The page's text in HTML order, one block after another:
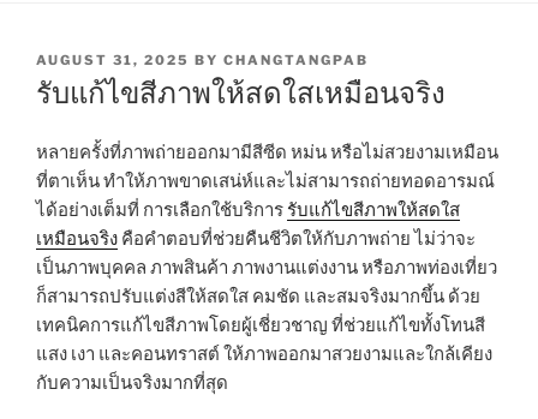
POSTED
ON
AUGUST 31, 2025 BY CHANGTANGPAB
รับแก้ไขสีภาพให้สดใสเหมือนจริง
หลายครั้งที่ภาพถ่ายออกมามีสีซีด หม่น หรือไม่สวยงามเหมือน
ที่ตาเห็น ทำให้ภาพขาดเสน่ห์และไม่สามารถถ่ายทอดอารมณ์
ได้อย่างเต็มที่ การเลือกใช้บริการ รับแก้ไขสีภาพให้สดใส
เหมือนจริง คือคำตอบที่ช่วยคืนชีวิตให้กับภาพถ่าย ไม่ว่าจะ
เป็นภาพบุคคล ภาพสินค้า ภาพงานแต่งงาน หรือภาพท่องเที่ยว
ก็สามารถปรับแต่งสีให้สดใส คมชัด และสมจริงมากขึ้น ด้วย
เทคนิคการแก้ไขสีภาพโดยผู้เชี่ยวชาญ ที่ช่วยแก้ไขทั้งโทนสี
แสง เงา และคอนทราสต์ ให้ภาพออกมาสวยงามและใกล้เคียง
กับความเป็นจริงมากที่สุด